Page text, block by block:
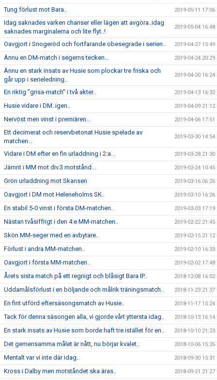
Tung förlust mot Bara.. 2019-05-11 17:06
Idag saknades varken chanser eller lägen att avgöra..idag
saknades marginalerna och lite flyt..!
2019-05-04 16:48
Oavgjort i Snogeröd och fortfarande obesegrade i serien.. 2019-04-27 15:49
Ännu en DM-match i segerns tecken... 2019-04-24 20:29
Ännu en stark insats av Husie som plockar tre friska och
går upp i serieledning..
2019-04-20 16:24
En riktig ”grisa-match” i två akter.. 2019-04-13 16:32
Husie vidare i DM..igen.. 2019-04-09 21:12
Nervöst men vinst i premiären... 2019-04-06 17:51
Ett decimerat och reservbetonat Husie spelade av
matchen...
2019-03-30 14:54
Vidare i DM efter en fin urladdning i 2:a... 2019-03-28 21:30
Jämnt i MM mot div.3 motstånd... 2019-03-24 10:45
Grön urladdning mot Skansen 2019-03-16 06:26
Oavgjort i DM mot Heleneholms SK.. 2019-03-10 16:26
En stabil 5-0 vinst i första DM-matchen.. 2019-03-03 17:19
Nästan tvåsiffrigt i den 4:e MM-matchen.. 2019-02-22 21:45
Skön MM-seger med en avbytare.. 2019-02-15 21:12
Förlust i andra MM-matchen.. 2019-02-10 16:33
Oavgjort i första MM-matchen.. 2019-02-02 17:48
Årets sista match på ett regnigt och blåsigt Bara IP.. 2018-12-08 16:02
Uddamålsförlust i en böljande och målrik träningsmatch.. 2018-11-23 21:37
En fint utförd eftersäsongsmatch av Husie.. 2018-11-17 15:24
Tack för denna säsongen alla, vi gjorde vårt yttersta idag.. 2018-10-13 16:14
En stark insats av Husie som borde haft tre istället för en.. 2018-10-10 21:23
Det gemensamma målet är nått, nu börjar kvalet.. 2018-10-06 15:26
Mentalt var vi inte där idag.. 2018-09-30 15:31
Kross i Dalby men motståndet ska äras.. 2018-09-21 21:27